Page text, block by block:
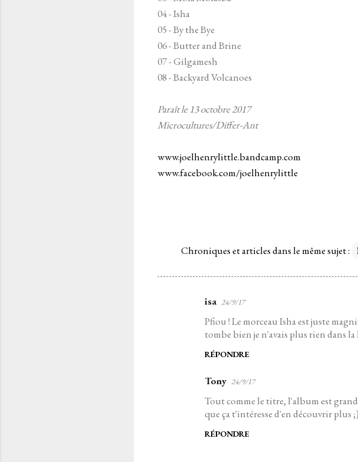
04 - Isha
05 - By the Bye
06 - Butter and Brine
07 - Gilgamesh
08 - Backyard Volcanoes
Paraît le 13 octobre 2017
Microcultures/Differ-Ant
www.joelhenrylittle.bandcamp.com
www.facebook.com/joelhenrylittle
Chroniques et articles dans le même sujet :
isa 24/9/17
Pfiou ! Le morceau Isha est juste
tombe bien je n'avais plus rien dans
RÉPONDRE
Tony 24/9/17
Tout comme le titre, l'album est
que ça t'intéresse d'en découvrir plus ;)
RÉPONDRE